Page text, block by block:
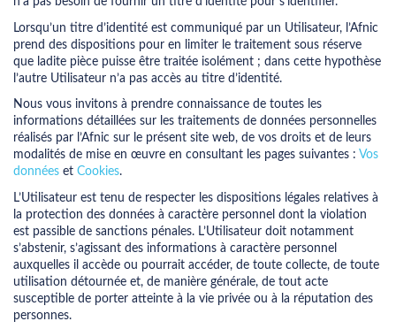
Lorsqu’un titre d’identité est communiqué par un Utilisateur, l’Afnic
prend des dispositions pour en limiter le traitement sous réserve
que ladite pièce puisse être traitée isolément ; dans cette hypothèse
l’autre Utilisateur n’a pas accès au titre d’identité.
Nous vous invitons à prendre connaissance de toutes les
informations détaillées sur les traitements de données personnelles
réalisés par l’Afnic sur le présent site web, de vos droits et de leurs
modalités de mise en œuvre en consultant les pages suivantes : Vos
données et Cookies.
L’Utilisateur est tenu de respecter les dispositions légales relatives à
la protection des données à caractère personnel dont la violation
est passible de sanctions pénales. L’Utilisateur doit notamment
s’abstenir, s’agissant des informations à caractère personnel
auxquelles il accède ou pourrait accéder, de toute collecte, de toute
utilisation détournée et, de manière générale, de tout acte
susceptible de porter atteinte à la vie privée ou à la réputation des
personnes.